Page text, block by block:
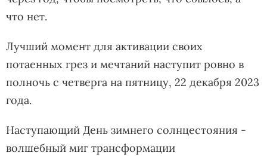
что нет.
Лучший момент для активации своих
потаенных грез и мечтаний наступит ровно в
полночь с четверга на пятницу, 22 декабря 2023
года.
Наступающий День зимнего солнцестояния -
волшебный миг трансформации